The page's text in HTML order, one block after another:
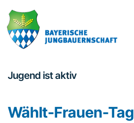
Inhalt
springen
Fußzeile
springen
Jugend ist aktiv
Wählt-Frauen-Tag